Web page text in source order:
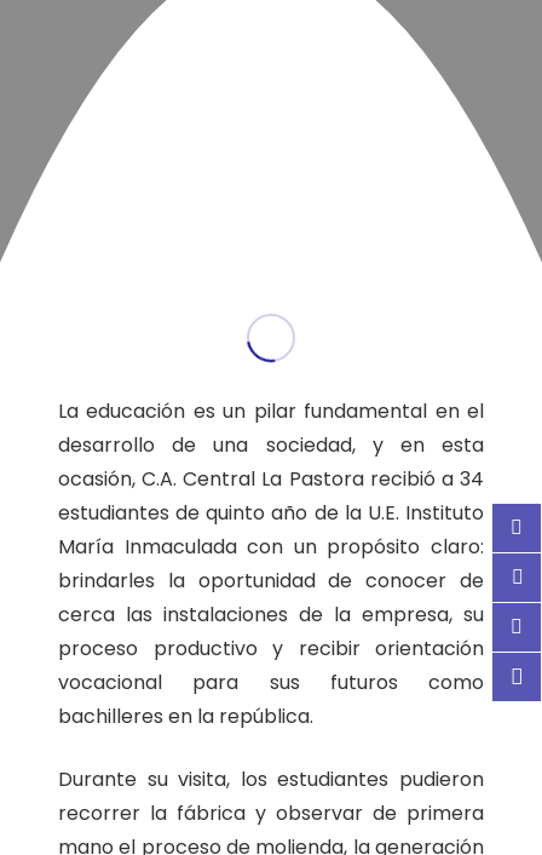
La educación es un pilar fundamental en el
desarrollo de una sociedad, y en esta
ocasión, C.A. Central La Pastora recibió a 34
estudiantes de quinto año de la U.E. Instituto
María Inmaculada con un propósito claro:
brindarles la oportunidad de conocer de
cerca las instalaciones de la empresa, su
proceso productivo y recibir orientación
vocacional para sus futuros como
bachilleres en la república.
Durante su visita, los estudiantes pudieron
recorrer la fábrica y observar de primera
mano el proceso de molienda, la generación